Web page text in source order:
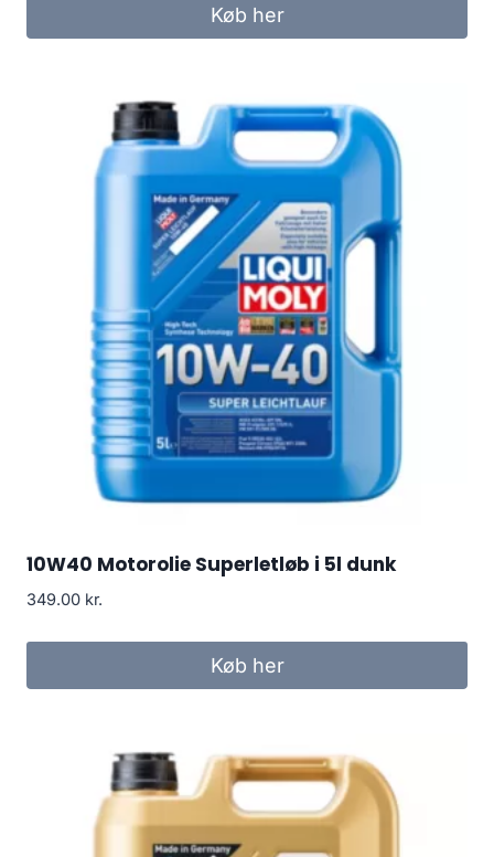
Køb her
10W40 Motorolie Superletløb i 5l dunk
349.00 kr.
Køb her